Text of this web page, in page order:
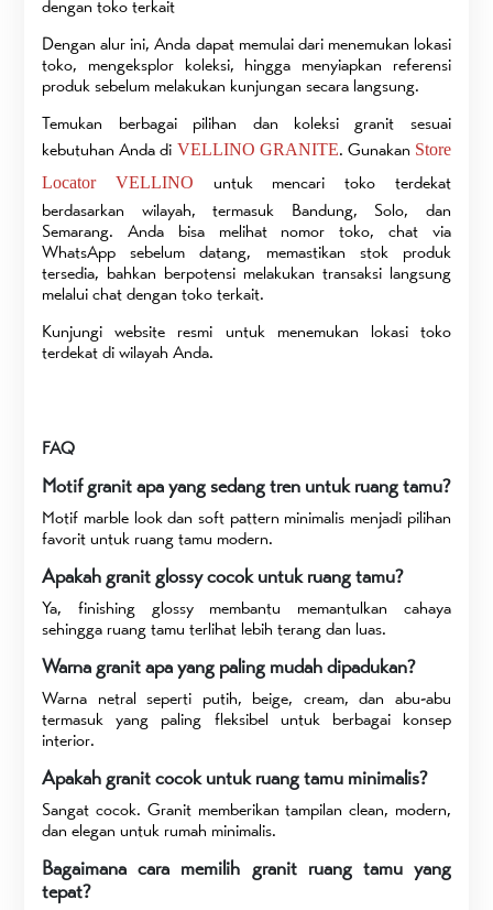
dengan toko terkait
Dengan alur ini, Anda dapat memulai dari menemukan lokasi
toko, mengeksplor koleksi, hingga menyiapkan referensi
produk sebelum melakukan kunjungan secara langsung.
Temukan berbagai pilihan dan koleksi granit sesuai
kebutuhan Anda di VELLINO GRANITE. Gunakan Store
Locator VELLINO untuk mencari toko terdekat
berdasarkan wilayah, termasuk Bandung, Solo, dan
Semarang. Anda bisa melihat nomor toko, chat via
WhatsApp sebelum datang, memastikan stok produk
tersedia, bahkan berpotensi melakukan transaksi langsung
melalui chat dengan toko terkait.
Kunjungi website resmi untuk menemukan lokasi toko
terdekat di wilayah Anda.
FAQ
Motif granit apa yang sedang tren untuk ruang tamu?
Motif marble look dan soft pattern minimalis menjadi pilihan
favorit untuk ruang tamu modern.
Apakah granit glossy cocok untuk ruang tamu?
Ya, finishing glossy membantu memantulkan cahaya
sehingga ruang tamu terlihat lebih terang dan luas.
Warna granit apa yang paling mudah dipadukan?
Warna netral seperti putih, beige, cream, dan abu-abu
termasuk yang paling fleksibel untuk berbagai konsep
interior.
Apakah granit cocok untuk ruang tamu minimalis?
Sangat cocok. Granit memberikan tampilan clean, modern,
dan elegan untuk rumah minimalis.
Bagaimana cara memilih granit ruang tamu yang
tepat?